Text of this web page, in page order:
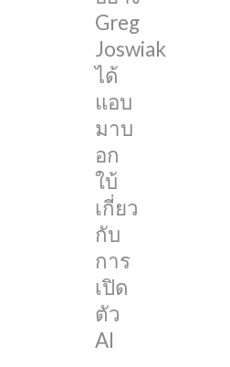
Greg
Joswiak
ได้
แอบ
มาบ
อก
ใบ้
เกี่ยว
กับ
การ
เปิด
ตัว
AI
ว่า
“It’s
going
Incredible!”
(มัน
จะ
เหลือ
เชื่อ
อย่าง